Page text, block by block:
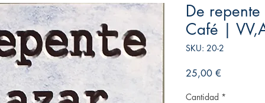
De
Café |
SKU: 20-2
25,00 €
Cantidad *